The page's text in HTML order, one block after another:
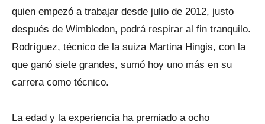
quien empezó a trabajar desde julio de 2012, justo
después de Wimbledon, podrá respirar al fin tranquilo.
Rodríguez, técnico de la suiza Martina Hingis, con la
que ganó siete grandes, sumó hoy uno más en su
carrera como técnico.
La edad y la experiencia ha premiado a ocho